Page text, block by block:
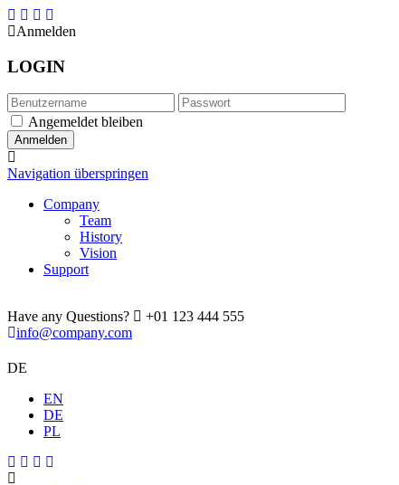
Anmelden
LOGIN
Angemeldet bleiben
Navigation überspringen
Company
Team
History
Vision
Support
Have any Questions?
+01 123 444 555
info@company.com
DE
EN
DE
PL